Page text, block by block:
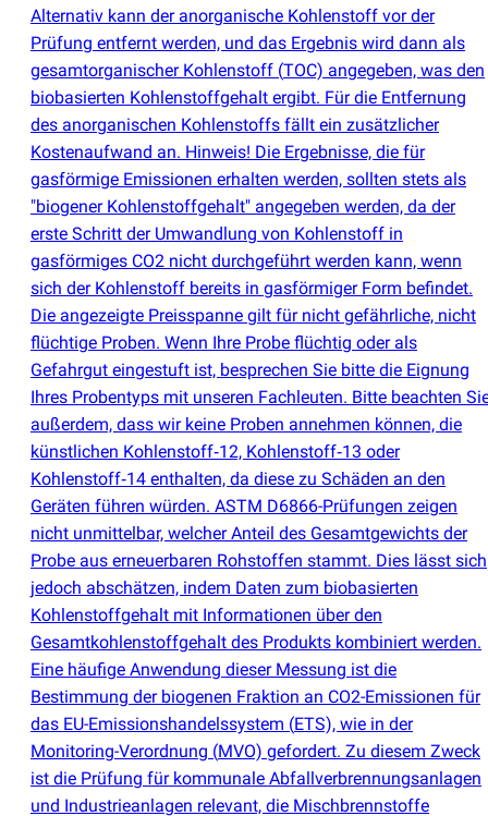
Alternativ kann der anorganische Kohlenstoff vor der
Prüfung entfernt werden, und das Ergebnis wird dann als
gesamtorganischer Kohlenstoff (TOC) angegeben, was den
biobasierten Kohlenstoffgehalt ergibt. Für die Entfernung
des anorganischen Kohlenstoffs fällt ein zusätzlicher
Kostenaufwand an. Hinweis! Die Ergebnisse, die für
gasförmige Emissionen erhalten werden, sollten stets als
"biogener Kohlenstoffgehalt" angegeben werden, da der
erste Schritt der Umwandlung von Kohlenstoff in
gasförmiges CO2 nicht durchgeführt werden kann, wenn
sich der Kohlenstoff bereits in gasförmiger Form befindet.
Die angezeigte Preisspanne gilt für nicht gefährliche, nicht
flüchtige Proben. Wenn Ihre Probe flüchtig oder als
Gefahrgut eingestuft ist, besprechen Sie bitte die Eignung
Ihres Probentyps mit unseren Fachleuten. Bitte beachten
außerdem, dass wir keine Proben annehmen können, die
künstlichen Kohlenstoff‑12, Kohlenstoff‑13 oder
Kohlenstoff‑14 enthalten, da diese zu Schäden an den
Geräten führen würden. ASTM D6866-Prüfungen zeigen
nicht unmittelbar, welcher Anteil des Gesamtgewichts der
Probe aus erneuerbaren Rohstoffen stammt. Dies lässt sich
jedoch abschätzen, indem Daten zum biobasierten
Kohlenstoffgehalt mit Informationen über den
Gesamtkohlenstoffgehalt des Produkts kombiniert werden.
Eine häufige Anwendung dieser Messung ist die
Bestimmung der biogenen Fraktion an CO2-Emissionen für
das EU-Emissionshandelssystem (ETS), wie in der
Monitoring-Verordnung (MVO) gefordert. Zu diesem Zweck
ist die Prüfung für kommunale Abfallverbrennungsanlagen
und Industrieanlagen relevant, die Mischbrennstoffe